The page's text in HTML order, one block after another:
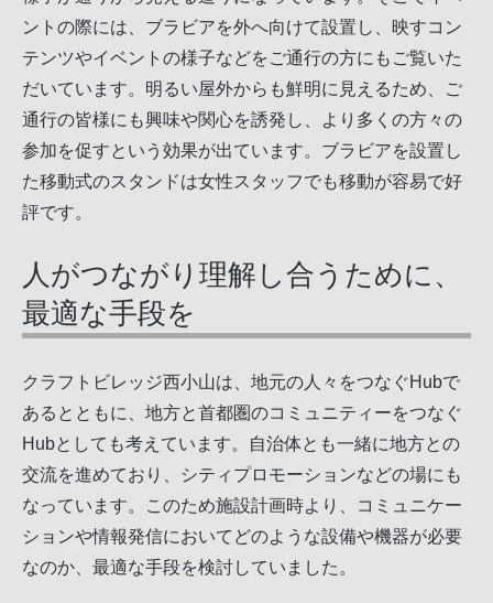
ントの際には、ブラビアを外へ向けて設置し、映すコン
テンツやイベントの様子などをご通行の方にもご覧いた
だいています。明るい屋外からも鮮明に見えるため、ご
通行の皆様にも興味や関心を誘発し、より多くの方々の
参加を促すという効果が出ています。ブラビアを設置し
た移動式のスタンドは女性スタッフでも移動が容易で好
評です。
人がつながり理解し合うために、
最適な手段を
クラフトビレッジ西小山は、地元の人々をつなぐHubで
あるとともに、地方と首都圏のコミュニティーをつなぐ
Hubとしても考えています。自治体とも一緒に地方との
交流を進めており、シティプロモーションなどの場にも
なっています。このため施設計画時より、コミュニケー
ションや情報発信においてどのような設備や機器が必要
なのか、最適な手段を検討していました。